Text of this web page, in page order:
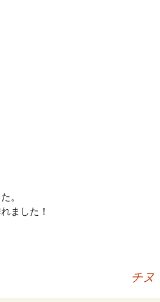
。
ました！
チヌ